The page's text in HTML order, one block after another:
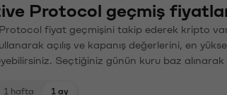
Protocol geçmiş
fiyat geçmişini takip ederek kripto
açılış ve kapanış değerlerini, en
Seçtiğiniz günün kuru baz alınarak
1 hafta 1 ay